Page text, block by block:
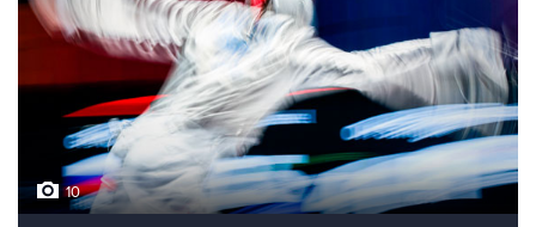
Лучшие фото недели